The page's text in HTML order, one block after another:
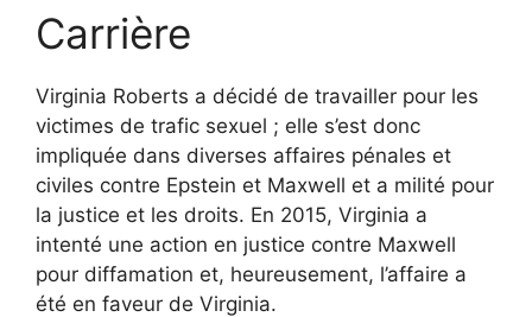
Carrière
Virginia Roberts a décidé de travailler pour les
victimes de trafic sexuel ; elle s’est donc
impliquée dans diverses affaires pénales et
civiles contre Epstein et Maxwell et a milité pour
la justice et les droits. En 2015, Virginia a
intenté une action en justice contre Maxwell
pour diffamation et, heureusement, l’affaire a
été en faveur de Virginia.